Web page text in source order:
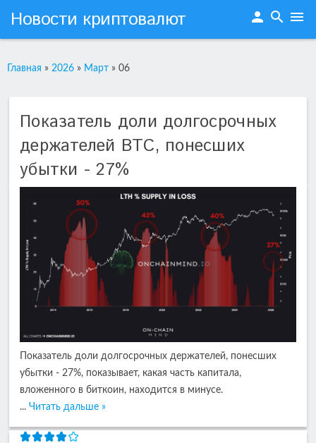
Новости криптовалют person search menu
Главная » 2026 » Март » 06
Показатель доли долгосрочных
держателей BTC, понесших
убытки - 27%
Показатель доли долгосрочных держателей, понесших
убытки - 27%, показывает, какая часть капитала,
вложенного в биткоин, находится в минусе.
... Читать дальше »